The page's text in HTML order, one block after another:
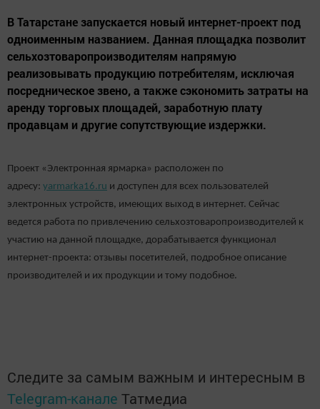
В Татарстане запускается новый интернет-проект под
одноименным названием. Данная площадка позволит
сельхозтоваропроизводителям напрямую
реализовывать продукцию потребителям, исключая
посредническое звено, а также сэкономить затраты на
аренду торговых площадей, заработную плату
продавцам и другие сопутствующие издержки.
Проект «Электронная ярмарка» расположен по
адресу: yarmarka16.ru и доступен для всех пользователей
электронных устройств, имеющих выход в интернет. Сейчас
ведется работа по привлечению сельхозтоваропроизводителей к
участию на данной площадке, дорабатывается функционал
интернет-проекта: отзывы посетителей, подробное описание
производителей и их продукции и тому подобное.
Следите за самым важным и интересным в
Telegram-канале Татмедиа